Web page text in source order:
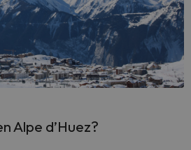
Alpe d’Huez?